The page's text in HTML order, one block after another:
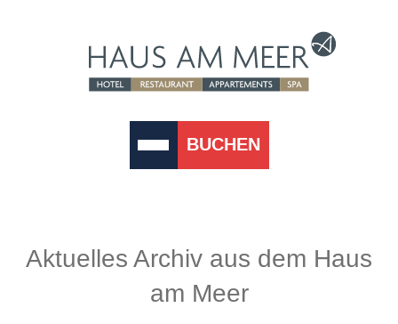
BUCHEN
Aktuelles Archiv aus dem Haus
am Meer